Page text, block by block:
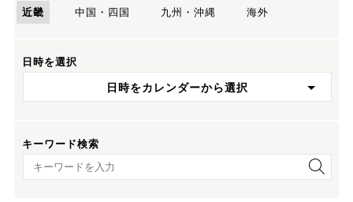
近畿
中国・四国 九州・沖縄 海外
日時を選択
日時をカレンダーから選択
キーワード検索
キーワード検索